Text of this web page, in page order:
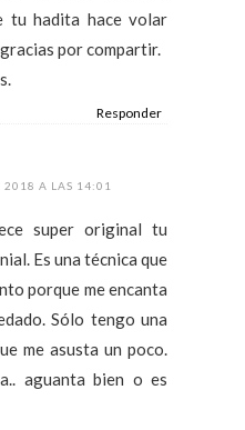
tu hadita hace volar
por compartir.
Responder
2018 A LAS 14:01
super original tu
Es una técnica que
porque me encanta
Sólo tengo una
me asusta un poco.
aguanta bien o es